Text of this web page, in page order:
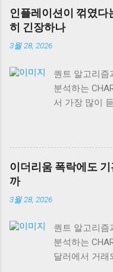
성장의 관계가
용하기도 합니
는 법과 상품
$106.40B
지털 자산의
경제성장, 단
는 절반만 맞
션 헤지 자산
반응하거든요.
격화되면서
아니라, 오히
재 비트코인이
인플레이션이 꺾였다
히 긴장하나
3월 28, 2026
퀀트 알고리즘
분석하는
서 가장 많이
되면서 많은
작 기관들과
않고 있거든요
있는 진짜 이
놓치면 안 되
가 변화를 보
비자에게 전달
이더리움 폭락에도
까
3월 28, 2026
퀀트 알고리즘
분석하는
달러에서 거래